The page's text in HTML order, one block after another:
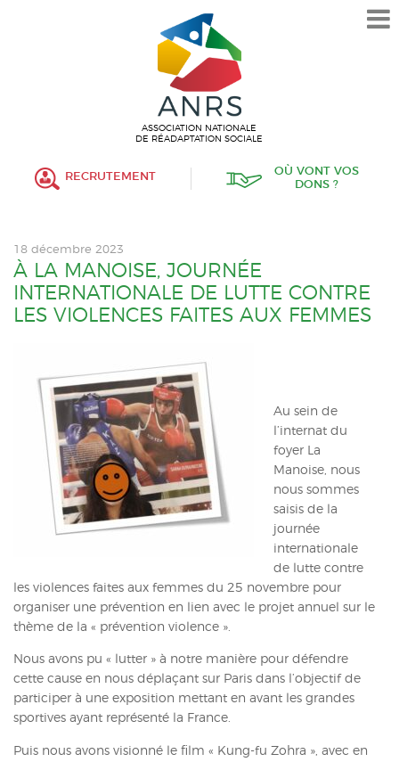
L’ASSOCIATION
HISTORIQUE
VALEURS ET ENGAGEMENT
ASSOCIATIF
FONCTIONNEMENT
POLITIQUE RH
ÉTABLISSEMENTS SERVICES
INSERTION
ACTUALITÉS
CONTACT
INTRANET
ASSOCIATION NATIONALE
DE RÉADAPTATION SOCIALE
RECRUTEMENT
OÙ VONT VOS
DONS ?
18 décembre 2023
À LA MANOISE, JOURNÉE
INTERNATIONALE DE LUTTE CONTRE
LES VIOLENCES FAITES AUX FEMMES
Au sein de
l’internat du
foyer La
Manoise, nous
nous sommes
saisis de la
journée
internationale
de lutte contre
les violences faites aux femmes du 25 novembre pour
organiser une prévention en lien avec le projet annuel sur le
thème de la « prévention violence ».
Nous avons pu « lutter » à notre manière pour défendre
cette cause en nous déplaçant sur Paris dans l’objectif de
participer à une exposition mettant en avant les grandes
sportives ayant représenté la France.
Puis nous avons visionné le film « Kung-fu Zohra », avec en